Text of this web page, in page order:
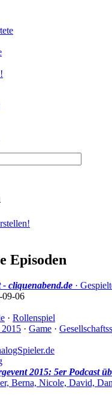
Episoden
- cliquenabend.de ·
09-06
· Rollenspiel
2015 · Game ·
2015: 5er Podcast
Berna, Nicole, David,